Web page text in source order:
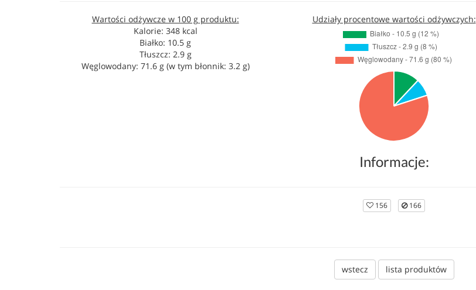
Wartości odżywcze w 100 g produktu:
Kalorie: 348 kcal
Białko: 10.5 g
Tłuszcz: 2.9 g
Węglowodany: 71.6 g (w tym błonnik: 3.2 g)
Udziały procentowe wartości odżywczych:
Informacje:
156 166
wstecz lista produktów